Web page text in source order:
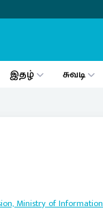
இதழ் சுவடி
Ministry of